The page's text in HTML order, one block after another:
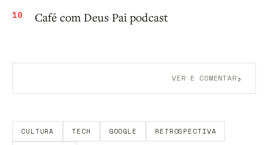
Café com Deus Pai podcast
VER E COMENTAR›
CULTURA TECH GOOGLE RETROSPECTIVA